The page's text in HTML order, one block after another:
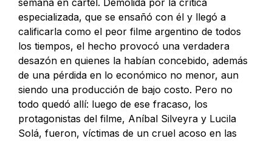
semana en cartel. Demolida por la crítica
especializada, que se ensañó con él y llegó a
calificarla como el peor filme argentino de todos
los tiempos, el hecho provocó una verdadera
desazón en quienes la habían concebido, además
de una pérdida en lo económico no menor, aun
siendo una producción de bajo costo. Pero no
todo quedó allí: luego de ese fracaso, los
protagonistas del filme, Aníbal Silveyra y Lucila
Solá, fueron, víctimas de un cruel acoso en las